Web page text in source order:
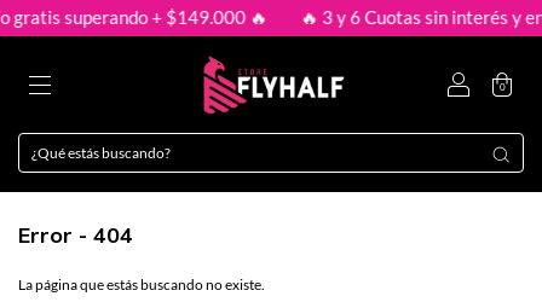
superando + $149.000 🔥 🔥 3 y 6 Cuotas sin interés y
0
Error - 404
La página que estás buscando no existe.